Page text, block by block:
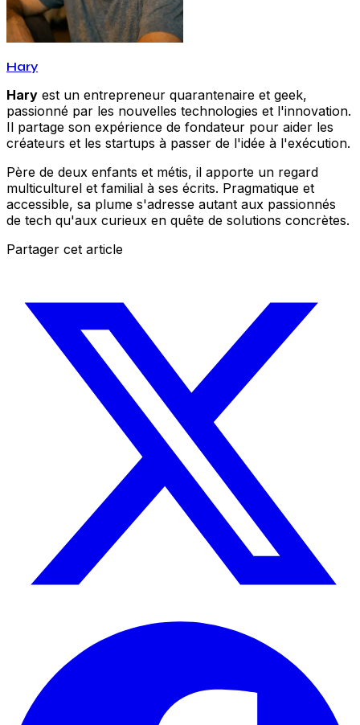
Hary
Hary est un entrepreneur quarantenaire et geek,
passionné par les nouvelles technologies et l'innovation.
Il partage son expérience de fondateur pour aider les
créateurs et les startups à passer de l'idée à l'exécution.
Père de deux enfants et métis, il apporte un regard
multiculturel et familial à ses écrits. Pragmatique et
accessible, sa plume s'adresse autant aux passionnés
de tech qu'aux curieux en quête de solutions concrètes.
Partager cet article